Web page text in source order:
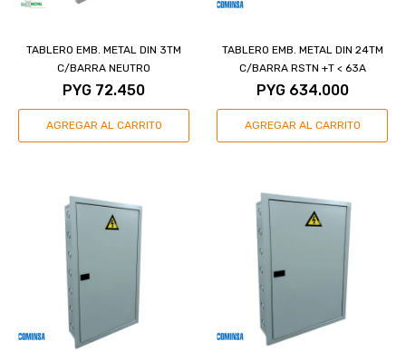
TABLERO EMB. METAL DIN 3TM
C/BARRA NEUTRO
PYG 72.450
TABLERO EMB. METAL DIN 24TM
C/BARRA RSTN +T < 63A
PYG 634.000